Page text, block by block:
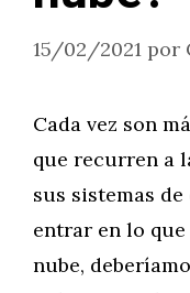
15/02/2021 por
Cada vez son
que recurren a
sus sistemas
entrar en lo
nube,